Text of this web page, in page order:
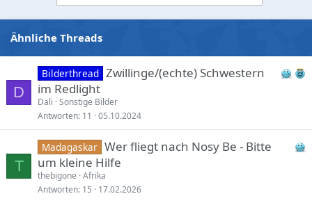
:
Ähnliche Threads
D
Bilderthread Zwillinge/(echte) Schwestern
im Redlight
Dali Sonstige Bilder
Antworten 11 05.10.2024
T
Madagaskar Wer fliegt nach Nosy Be - Bitte
um kleine Hilfe
thebigone Afrika
Antworten 15 17.02.2026